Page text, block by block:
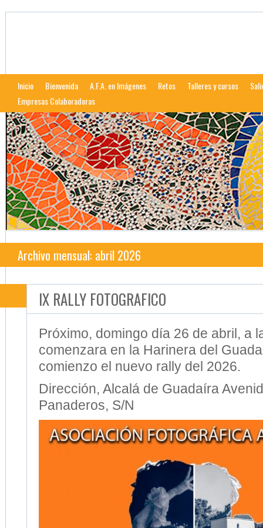
Inicio Bienvenida A.F.A. en Imágenes Retos Talleres y cursos
Empresas Colaboradoras
Archivo mensual: abril 2026
IX RALLY FOTOGRAFICO
Próximo, domingo día 26 de abril, a
comenzara en la Harinera del
comienzo el nuevo rally del 2026.
Dirección, Alcalá de Guadaíra
Panaderos, S/N